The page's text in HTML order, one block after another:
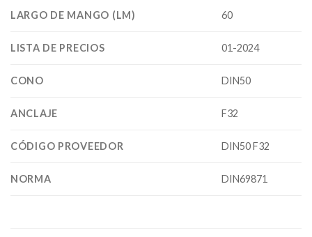
LARGO DE MANGO (LM) 60
LISTA DE PRECIOS 01-2024
CONO DIN50
ANCLAJE F32
CÓDIGO PROVEEDOR DIN50 F32
NORMA DIN69871